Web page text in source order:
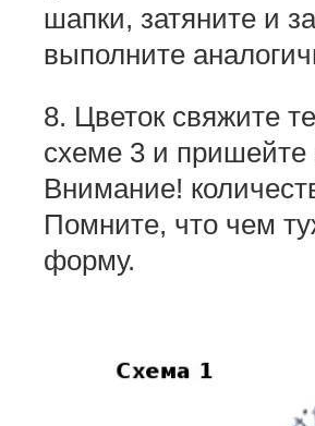
шапки, затяните и
выполните
8. Цветок свяжите
схеме 3 и пришейте
Внимание!
Помните, что чем
форму.